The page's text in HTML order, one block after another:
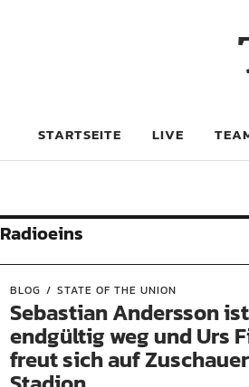
STARTSEITE LIVE
Radioeins
BLOG STATE OF THE UNION
Sebastian Andersson ist
endgültig weg und Urs
freut sich auf